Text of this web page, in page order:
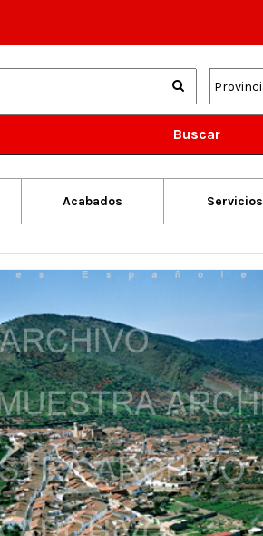
Buscar
Acabados Servicios